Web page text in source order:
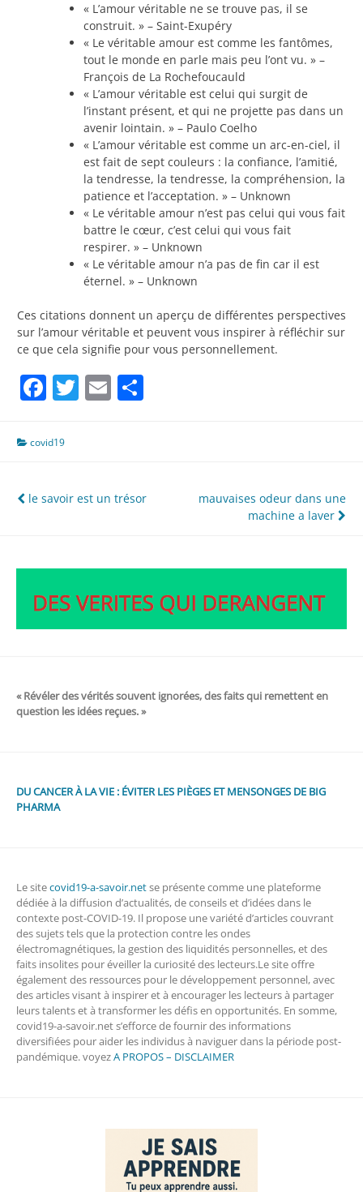
« L’amour véritable ne se trouve pas, il se
construit. » – Saint-Exupéry
« Le véritable amour est comme les fantômes,
tout le monde en parle mais peu l’ont vu. » –
François de La Rochefoucauld
« L’amour véritable est celui qui surgit de
l’instant présent, et qui ne projette pas dans un
avenir lointain. » – Paulo Coelho
« L’amour véritable est comme un arc-en-ciel, il
est fait de sept couleurs : la confiance, l’amitié,
la tendresse, la tendresse, la compréhension, la
patience et l’acceptation. » – Unknown
« Le véritable amour n’est pas celui qui vous fait
battre le cœur, c’est celui qui vous fait
respirer. » – Unknown
« Le véritable amour n’a pas de fin car il est
éternel. » – Unknown
Ces citations donnent un aperçu de différentes perspectives
sur l’amour véritable et peuvent vous inspirer à réfléchir sur
ce que cela signifie pour vous personnellement.
Facebook
Twitter
Email
covid19
Navigation
le savoir est un trésor
mauvaises odeur dans une
machine a laver
« Révéler des vérités souvent ignorées, des faits qui remettent en
question les idées reçues. »
DU CANCER À LA VIE : ÉVITER LES PIÈGES ET MENSONGES DE BIG
PHARMA
Le sitecovid19-a-savoir.netse présente comme une plateforme
dédiée à la diffusion d’actualités, de conseils et d’idées dans le
contexte post-COVID-19. Il propose une variété d’articles couvrant
des sujets tels que la protection contre les ondes
électromagnétiques, la gestion des liquidités personnelles, et des
faits insolites pour éveiller la curiosité des lecteurs.Le site offre
également des ressources pour le développement personnel, avec
des articles visant à inspirer et à encourager les lecteurs à partager
leurs talents et à transformer les défis en opportunités. En somme,
covid19-a-savoir.net s’efforce de fournir des informations
diversifiées pour aider les individus à naviguer dans la période post-
pandémique. voyezA PROPOS – DISCLAIMER